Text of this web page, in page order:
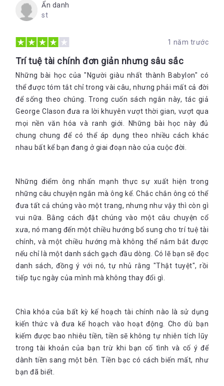
Ẩn danh
st
1 năm trước
Trí tuệ tài chính đơn giản nhưng sâu sắc
Những bài học của "Người giàu nhất thành Babylon" có
thể được tóm tắt chỉ trong vài câu, nhưng phải mất cả đời
để sống theo chúng. Trong cuốn sách ngắn này, tác giả
George Clason đưa ra lời khuyên vượt thời gian, vượt qua
mọi nền văn hóa và ranh giới. Những bài học này đủ
chung chung để có thể áp dụng theo nhiều cách khác
nhau bất kể bạn đang ở giai đoạn nào của cuộc đời.
Những điểm ông nhấn mạnh thực sự xuất hiện trong
những câu chuyện ngắn mà ông kể. Chắc chắn ông có thể
đưa tất cả chúng vào một trang, nhưng như vậy thì còn gì
vui nữa. Bằng cách đặt chúng vào một câu chuyện cổ
xưa, nó mang đến một chiều hướng bổ sung cho trí tuệ tài
chính, và một chiều hướng mà không thể nắm bắt được
nếu chỉ là một danh sách gạch đầu dòng. Có lẽ bạn sẽ đọc
danh sách, đồng ý với nó, tự nhủ rằng "Thật tuyệt", rồi
tiếp tục ngày của mình mà không thay đổi gì.
Chìa khóa của bất kỳ kế hoạch tài chính nào là sử dụng
kiến thức và đưa kế hoạch vào hoạt động. Cho dù bạn
kiếm được bao nhiêu tiền, tiền sẽ không tự nhiên tích lũy
trong tài khoản của bạn trừ khi bạn cố tình và cố ý để
dành tiền sang một bên. Tiền bạc có cách biến mất, như
bạn đã biết.